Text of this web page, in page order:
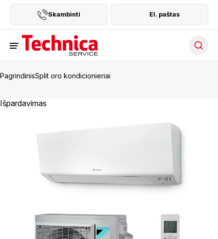
Skambinti El. paštas
PagrindinisSplit oro kondicionieriai
Išpardavimas